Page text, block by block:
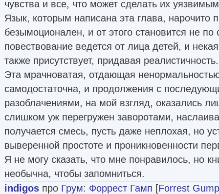
чувства и все, что может сделать их
Язык, которым написана эта глава, нарочито
безымоционален, и от этого становится не по
повествование ведется от лица детей, и
также присутствует, придавая реалистичность.
Эта мрачноватая, отдающая
самодостаточна, и продолжения с
разоблачениями, на мой взгляд, оказались
слишком уж перегружен заворотами,
получается смесь, пусть даже неплохая, но
выверенной простоте и проникновенности
Я не могу сказать, что мне понравилось, но
необычна, чтобы запомниться.
indigos про Грум: Форрест Гамп [Forrest Gump